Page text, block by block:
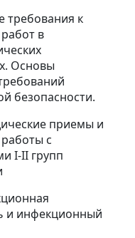
к
в
Основы
безопасности.
приемы и
с
I-II групп
и инфекционный